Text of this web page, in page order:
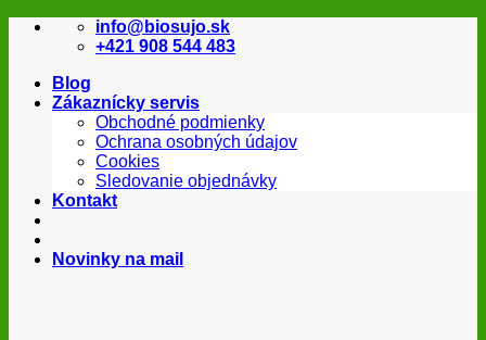
Skip
info@biosujo.sk
+421 908 544 483
Blog
Zákaznícky servis
Obchodné podmienky
Ochrana osobných údajov
Cookies
Sledovanie objednávky
Kontakt
Novinky na mail